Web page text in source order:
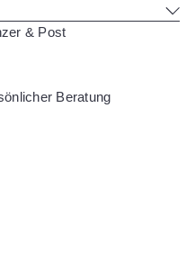
& Post
Beratung